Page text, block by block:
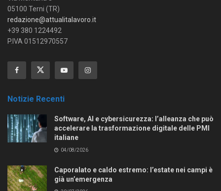
05100 Terni (TR)
redazione@attualitalavoro.it
+39 380 1224492
P.IVA 01512970557
Notizie Recenti
Software, AI e cybersicurezza: l’alleanza che può
accelerare la trasformazione digitale delle PMI
italiane
04/08/2026
Caporalato e caldo estremo: l’estate nei campi è
già un’emergenza